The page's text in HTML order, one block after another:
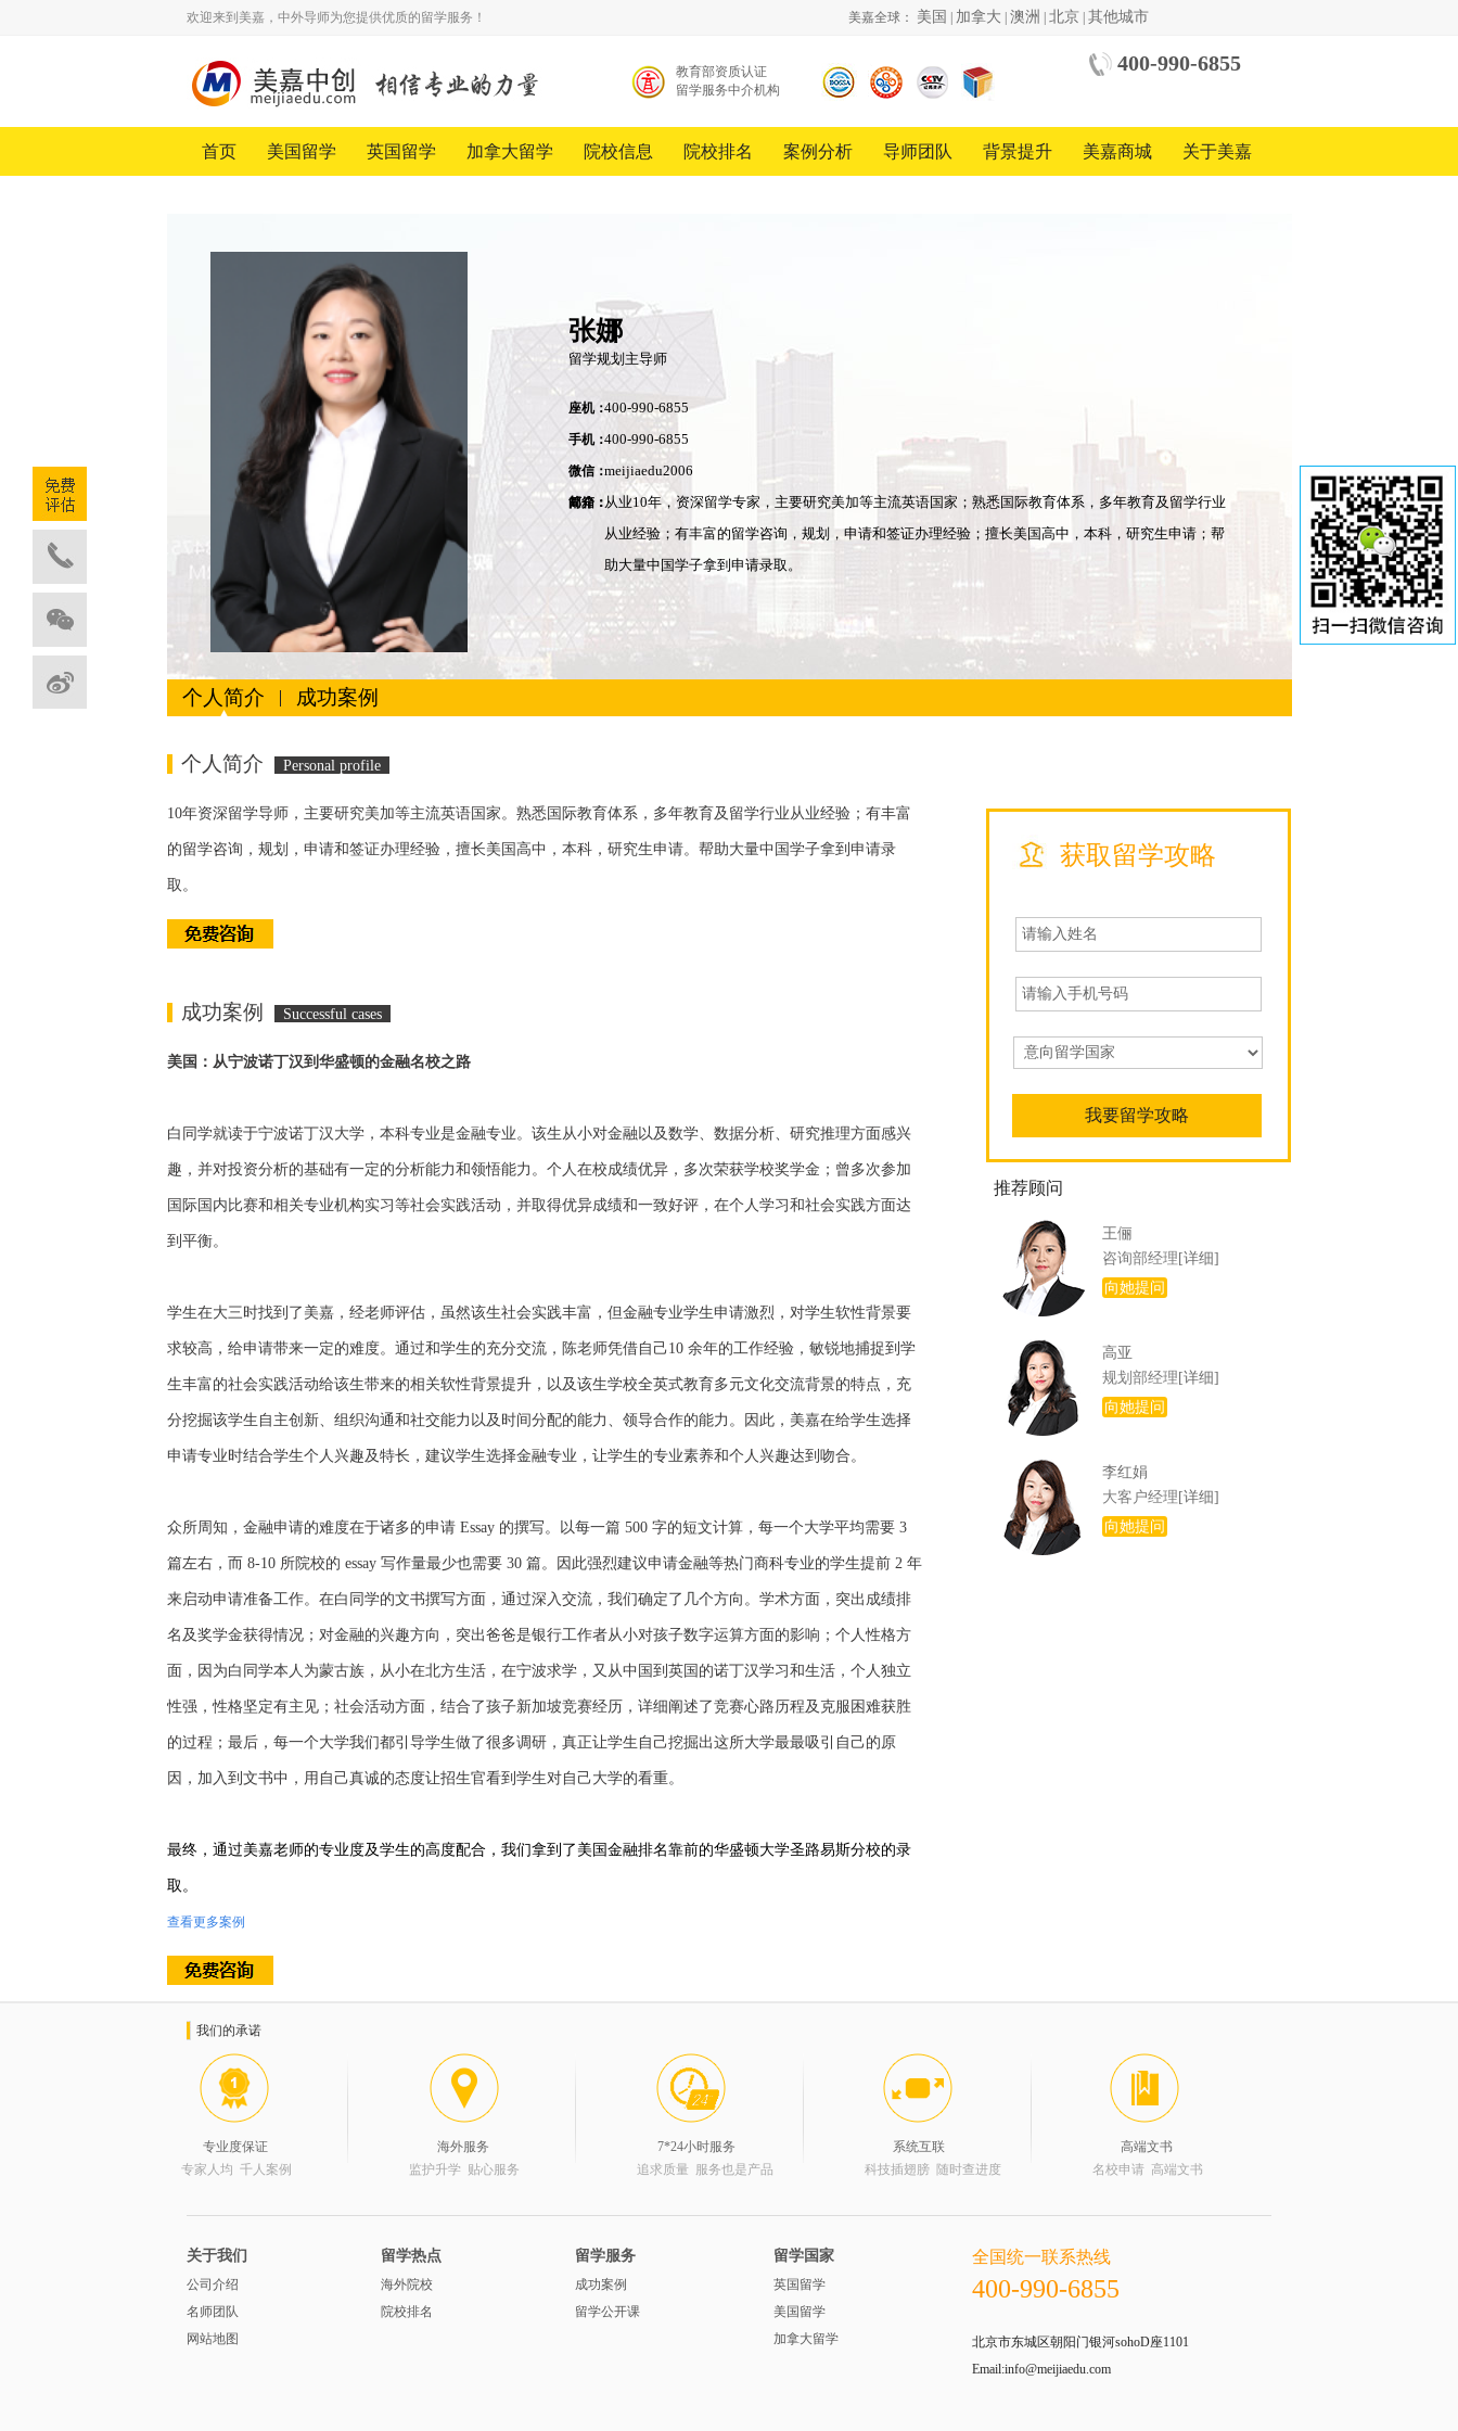
欢迎来到美嘉，中外导师为您提供优质的留学服务！ 美嘉全球： 美国 加拿大 澳洲 北京 其他城市
400-990-6855
教育部资质认证
留学服务中介机构
留学
服务
行业
品牌
创新
发展
越》
栏目
合作
国际
教育
基金
首页 美国留学 英国留学 加拿大留学 院校信息 院校排名 案例分析 导师团队 背景提升 美嘉商城 关于美嘉
张娜
留学规划主导师
座机：400-990-6855
手机：400-990-6855
微信：meijiaedu2006
邮箱：
简介：从业10年，资深留学专家，主要研究美加等主流英语国家；熟悉国际教育体系，多年教育及留学行业
从业经验；有丰富的留学咨询，规划，申请和签证办理经验；擅长美国高中，本科，研究生申请；帮
助大量中国学子拿到申请录取。
个人简介 成功案例
个人简介 Personal profile
10年资深留学导师，主要研究美加等主流英语国家。 熟悉国际教育体系，多年教育及留学行业从业经验；有丰富
的留学咨询，规划，申请和签证办理经验，擅长美国高中，本科，研究生申请。帮助大量中国学子拿到申请录
取。
成功案例 Successful cases
美国：从宁波诺丁汉到华盛顿的金融名校之路
白同学就读于宁波诺丁汉大学，本科专业是金融专业。该生从小对金融以及数学、数据分析、研究推理方面感兴
趣，并对投资分析的基础有一定的分析能力和领悟能力。个人在校成绩优异，多次荣获学校奖学金；曾多次参加
国际国内比赛和相关专业机构实习等社会实践活动，并取得优异成绩和一致好评，在个人学习和社会实践方面达
到平衡。
学生在大三时找到了美嘉，经老师评估，虽然该生社会实践丰富，但金融专业学生申请激烈，对学生软性背景要
求较高，给申请带来一定的难度。通过和学生的充分交流，陈老师凭借自己10 余年的工作经验，敏锐地捕捉到学
生丰富的社会实践活动给该生带来的相关软性背景提升，以及该生学校全英式教育多元文化交流背景的特点，充
分挖掘该学生自主创新、组织沟通和社交能力以及时间分配的能力、领导合作的能力。因此，美嘉在给学生选择
申请专业时结合学生个人兴趣及特长，建议学生选择金融专业，让学生的专业素养和个人兴趣达到吻合。
众所周知，金融申请的难度在于诸多的申请 Essay 的撰写。以每一篇 500 字的短文计算，每一个大学平均需要 3
篇左右，而 8-10 所院校的 essay 写作量最少也需要 30 篇。因此强烈建议申请金融等热门商科专业的学生提前 2 年
来启动申请准备工作。在白同学的文书撰写方面，通过深入交流，我们确定了几个方向。学术方面，突出成绩排
名及奖学金获得情况；对金融的兴趣方向，突出爸爸是银行工作者从小对孩子数字运算方面的影响；个人性格方
面，因为白同学本人为蒙古族，从小在北方生活，在宁波求学，又从中国到英国的诺丁汉学习和生活，个人独立
性强，性格坚定有主见；社会活动方面，结合了孩子新加坡竞赛经历，详细阐述了竞赛心路历程及克服困难获胜
的过程；最后，每一个大学我们都引导学生做了很多调研，真正让学生自己挖掘出这所大学最最吸引自己的原
因，加入到文书中，用自己真诚的态度让招生官看到学生对自己大学的看重。
最终，通过美嘉老师的专业度及学生的高度配合，我们拿到了美国金融排名靠前的华盛顿大学圣路易斯分校的录
取。
查看更多案例
获取留学攻略
推荐顾问
王俪
咨询部经理 [详细]
向她提问
高亚
规划部经理 [详细]
向她提问
李红娟
大客户经理 [详细]
向她提问
我们的承诺
专业度保证
专家人均 千人案例
海外服务
监护升学 贴心服务
7*24小时服务
追求质量 服务也是产品
系统互联
科技插翅膀 随时查进度
高端文书
名校申请 高端文书
关于我们
公司介绍
名师团队
网站地图
留学热点
海外院校
院校排名
留学服务
成功案例
留学公开课
留学国家
英国留学
美国留学
加拿大留学
全国统一联系热线
400-990-6855
北京市东城区朝阳门银河sohoD座1101
Email:info@meijiaedu.com